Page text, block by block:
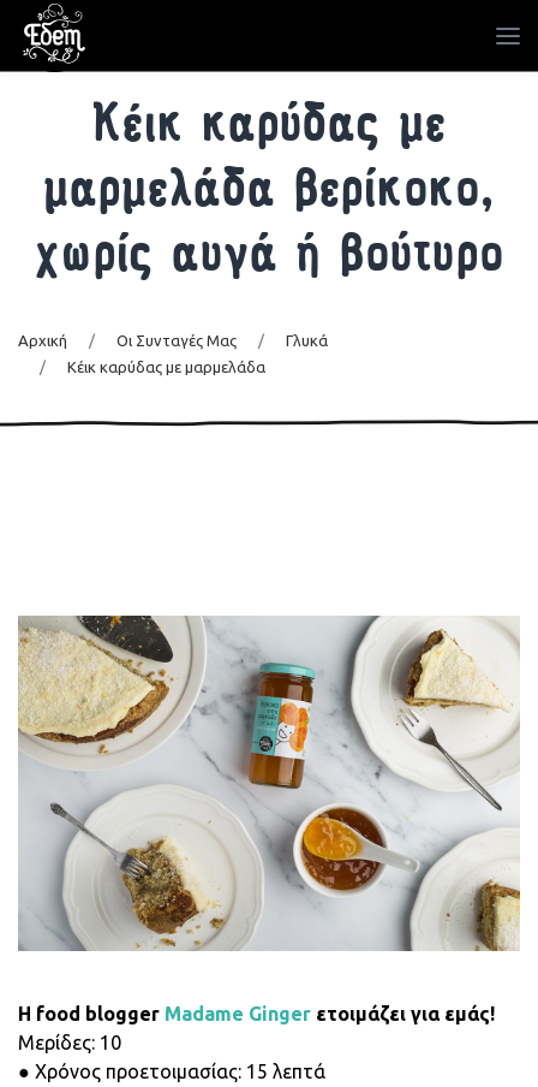
Kέικ καρύδας με
μαρμελάδα βερίκοκο,
χωρίς αυγά ή βούτυρο
Αρχική / Οι Συνταγές Μας /
Γλυκά
/
Kέικ καρύδας με μαρμελάδα
H food blogger Madame Ginger ετοιμάζει για εμάς!
Μερίδες: 10
● Χρόνος προετοιμασίας: 15 λεπτά